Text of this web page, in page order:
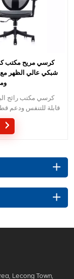
كرسي مريح مكتب
شبكي عالي الظهر مع
كرسي مكتب رائج
قابلة للتنفس ودعم
الخدمة المخصصة
Lecong Town,